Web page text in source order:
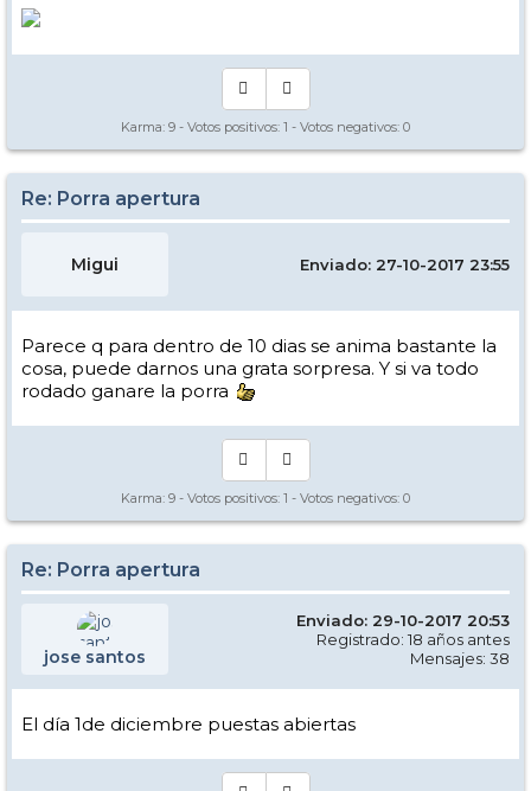
Karma: 9 - Votos positivos: 1 - Votos negativos: 0
Re: Porra apertura
Migui Enviado: 27-10-2017 23:55
Parece q para dentro de 10 dias se anima bastante la
cosa, puede darnos una grata sorpresa. Y si va todo
rodado ganare la porra
Karma: 9 - Votos positivos: 1 - Votos negativos: 0
Re: Porra apertura
jose santos
Enviado: 29-10-2017 20:53
Registrado: 18 años antes
Mensajes: 38
El día 1de diciembre puestas abiertas